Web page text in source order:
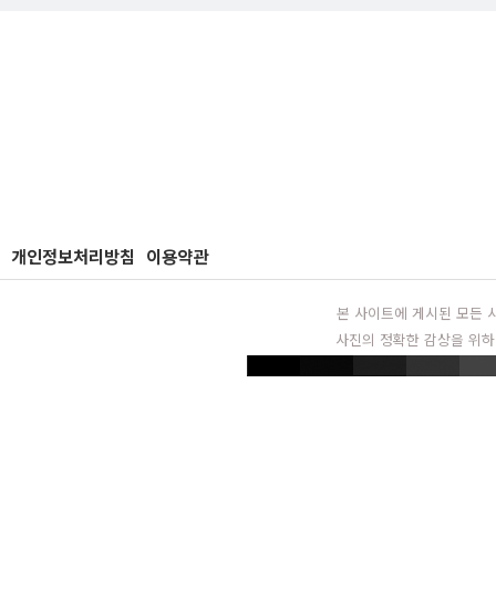
개인정보처리방침 이용약관
본 사이트에 게시된 모든
사진의 정확한 감상을 위